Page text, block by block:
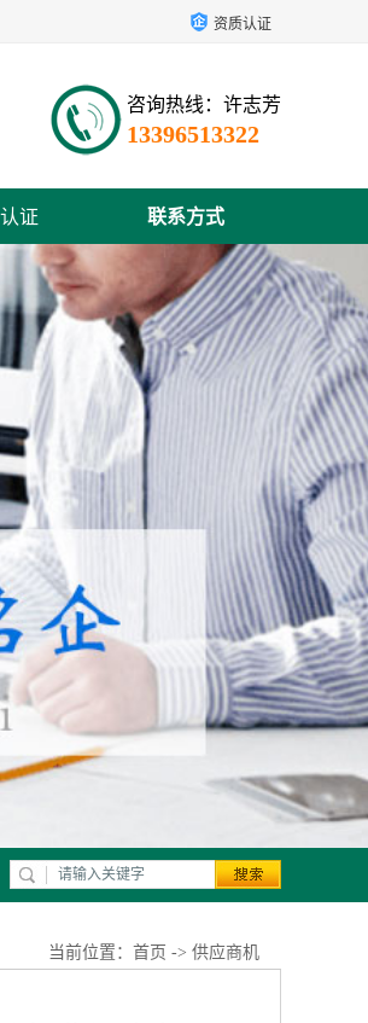
资质认证
咨询热线：许志芳
13396513322
证 联系方式
当前位置： 首页 -> 供应商机